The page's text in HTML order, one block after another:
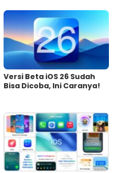
Versi Beta iOS 26 Sudah
Bisa Dicoba, Ini Caranya!